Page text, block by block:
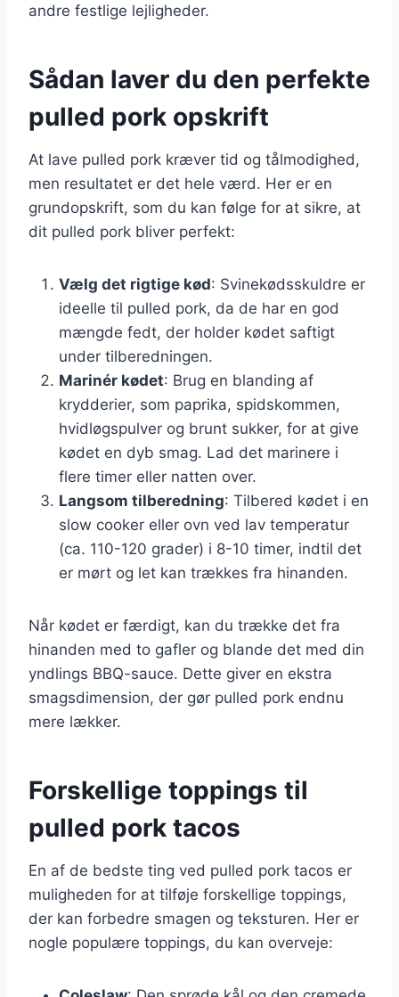
andre festlige lejligheder.
Sådan laver du den perfekte
pulled pork opskrift
At lave pulled pork kræver tid og tålmodighed,
men resultatet er det hele værd. Her er en
grundopskrift, som du kan følge for at sikre, at
dit pulled pork bliver perfekt:
Vælg det rigtige kød: Svinekødsskuldre er
ideelle til pulled pork, da de har en god
mængde fedt, der holder kødet saftigt
under tilberedningen.
Marinér kødet: Brug en blanding af
krydderier, som paprika, spidskommen,
hvidløgspulver og brunt sukker, for at give
kødet en dyb smag. Lad det marinere i
flere timer eller natten over.
Langsom tilberedning: Tilbered kødet i en
slow cooker eller ovn ved lav temperatur
(ca. 110-120 grader) i 8-10 timer, indtil det
er mørt og let kan trækkes fra hinanden.
Når kødet er færdigt, kan du trække det fra
hinanden med to gafler og blande det med din
yndlings BBQ-sauce. Dette giver en ekstra
smagsdimension, der gør pulled pork endnu
mere lækker.
Forskellige toppings til
pulled pork tacos
En af de bedste ting ved pulled pork tacos er
muligheden for at tilføje forskellige toppings,
der kan forbedre smagen og teksturen. Her er
nogle populære toppings, du kan overveje: